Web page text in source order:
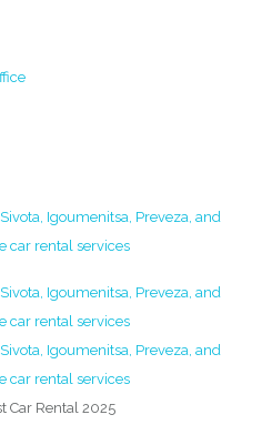
Car Rental 2025